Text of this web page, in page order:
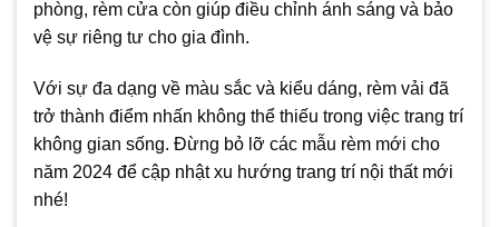
phòng, rèm cửa còn giúp điều chỉnh ánh sáng và bảo
vệ sự riêng tư cho gia đình.
Với sự đa dạng về màu sắc và kiểu dáng, rèm vải đã
trở thành điểm nhấn không thể thiếu trong việc trang trí
không gian sống. Đừng bỏ lỡ các mẫu rèm mới cho
năm 2024 để cập nhật xu hướng trang trí nội thất mới
nhé!